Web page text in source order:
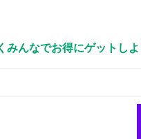
みんなでお得にゲットしよ